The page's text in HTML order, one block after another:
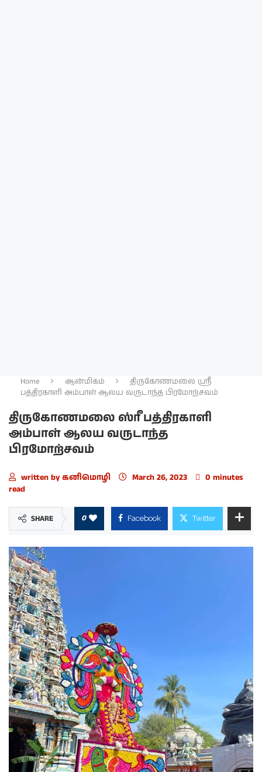
Home ஆன்மிகம்
திருகோணமலை ஸ்ரீ
பத்திரகாளி அம்பாள் ஆலய வருடாந்த பிரமோற்சவம்
திருகோணமலை ஸ்ரீ பத்திரகாளி
அம்பாள் ஆலய வருடாந்த
பிரமோற்சவம்
written by கனிமொழி March 26, 2023
0 minutes
read
SHARE 0 Facebook Twitter